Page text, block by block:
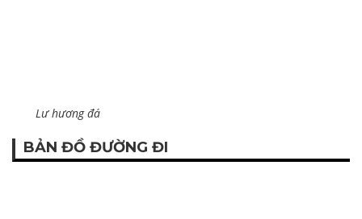
Lư hương đá
BẢN ĐỒ ĐƯỜNG ĐI